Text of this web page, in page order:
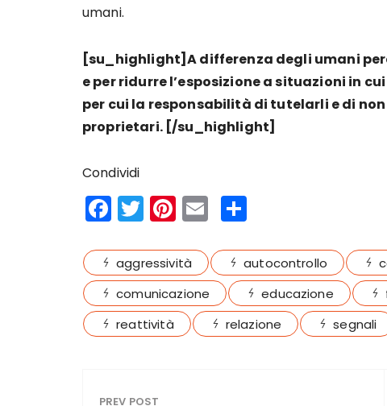
umani.
[su_highlight]A differenza degli umani
e per ridurre l’esposizione a situazioni in
per cui la responsabilità di tutelarli e di
proprietari. [/su_highlight]
Condividi
F
a
c
e
b
o
k
T
w
it
te
r
Pi
n
te
re
st
E
m
ai
l
a
re
aggressività autocontrollo
comunicazione
educazione
reattività
relazione segnali
PREV POST